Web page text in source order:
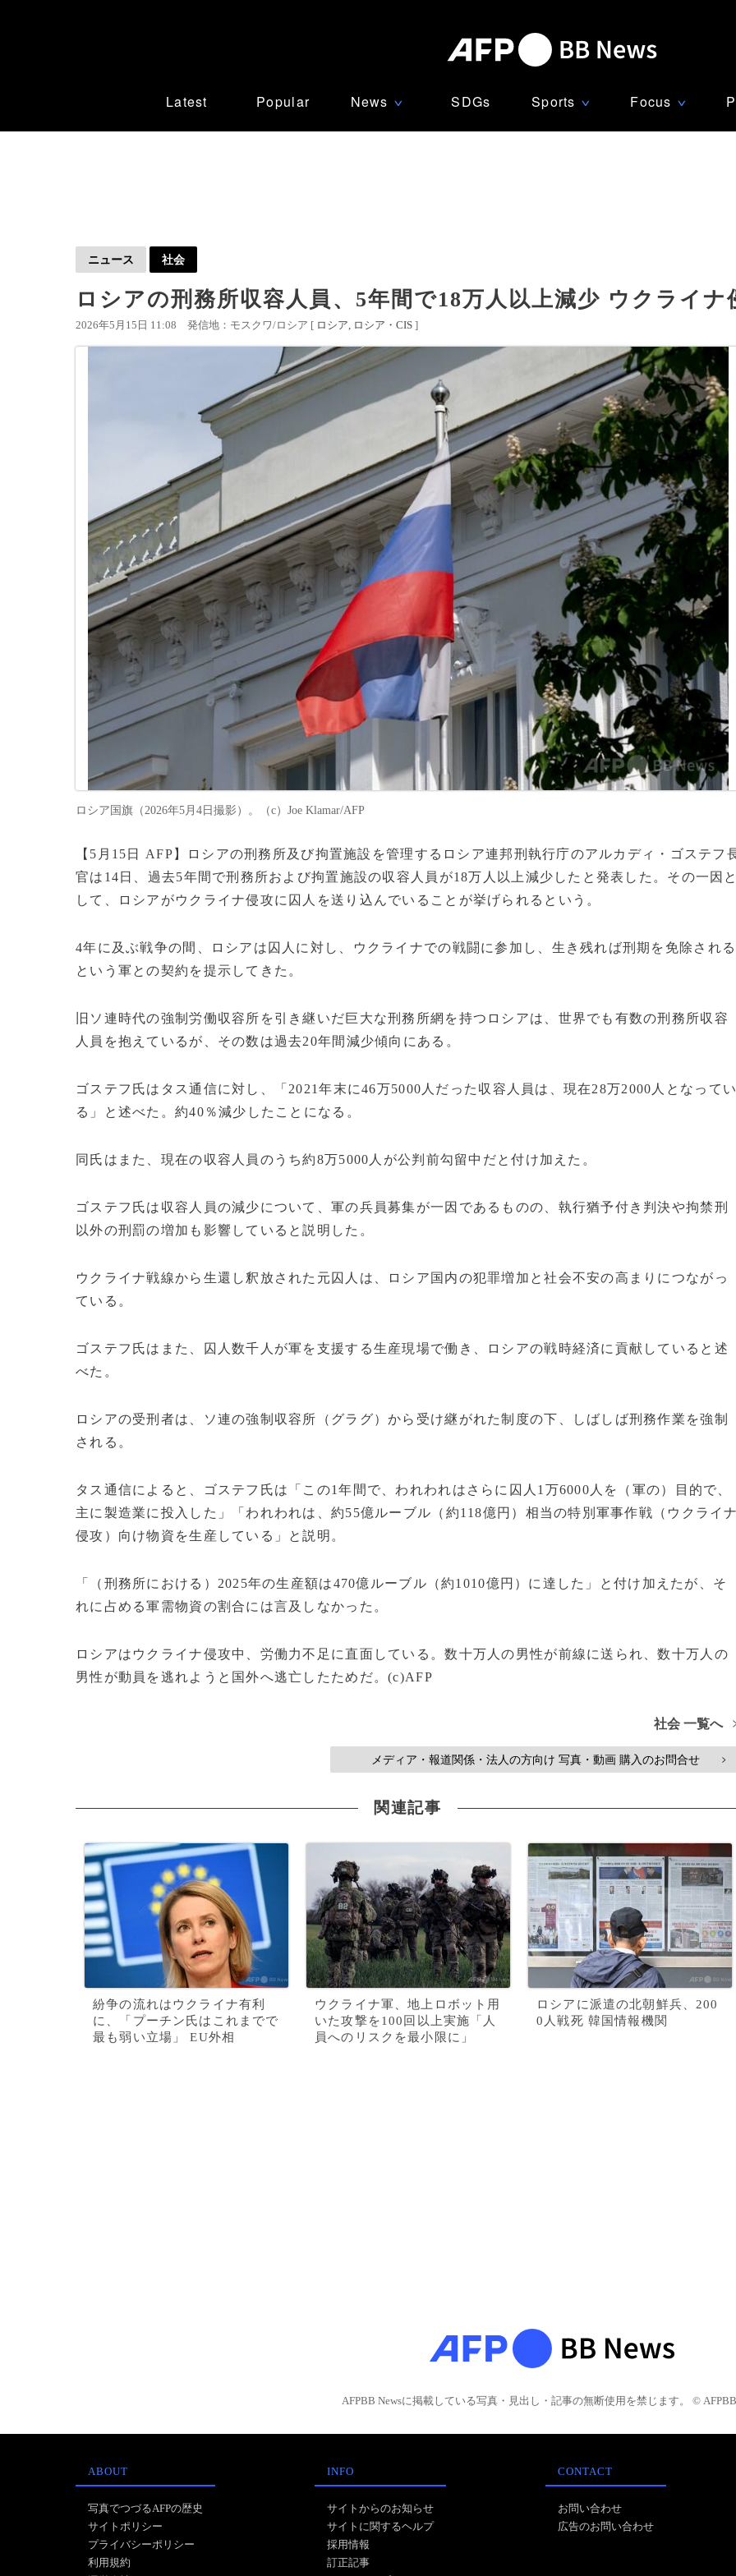
Latest Popular News ∨ SDGs Sports ∨ Focus ∨
ニュース 社会
ロシアの刑務所収容人員、5年間で18万人以上減少 ウクライナ
2026年5月15日 11:08 発信地：モスクワ/ロシア [ ロシア ロシア・CIS ]
ロシア国旗（2026年5月4日撮影）。（c）Joe Klamar/AFP
【5月15日 AFP】ロシアの刑務所及び拘置施設を管理するロシア連邦刑執行庁のアルカディ・ゴステフ
官は14日、過去5年間で刑務所および拘置施設の収容人員が18万人以上減少したと発表した。その一因
して、ロシアがウクライナ侵攻に囚人を送り込んでいることが挙げられるという。
4年に及ぶ戦争の間、ロシアは囚人に対し、ウクライナでの戦闘に参加し、生き残れば刑期を免除される
という軍との契約を提示してきた。
旧ソ連時代の強制労働収容所を引き継いだ巨大な刑務所網を持つロシアは、世界でも有数の刑務所収容
人員を抱えているが、その数は過去20年間減少傾向にある。
ゴステフ氏はタス通信に対し、「2021年末に46万5000人だった収容人員は、現在28万2000人となって
る」と述べた。約40％減少したことになる。
同氏はまた、現在の収容人員のうち約8万5000人が公判前勾留中だと付け加えた。
ゴステフ氏は収容人員の減少について、軍の兵員募集が一因であるものの、執行猶予付き判決や拘禁刑
以外の刑罰の増加も影響していると説明した。
ウクライナ戦線から生還し釈放された元囚人は、ロシア国内の犯罪増加と社会不安の高まりにつながっ
ている。
ゴステフ氏はまた、囚人数千人が軍を支援する生産現場で働き、ロシアの戦時経済に貢献していると述
べた。
ロシアの受刑者は、ソ連の強制収容所（グラグ）から受け継がれた制度の下、しばしば刑務作業を強制
される。
タス通信によると、ゴステフ氏は「この1年間で、われわれはさらに囚人1万6000人を（軍の）目的で、
主に製造業に投入した」「われわれは、約55億ルーブル（約118億円）相当の特別軍事作戦（ウクライ
侵攻）向け物資を生産している」と説明。
「（刑務所における）2025年の生産額は470億ルーブル（約1010億円）に達した」と付け加えたが、そ
れに占める軍需物資の割合には言及しなかった。
ロシアはウクライナ侵攻中、労働力不足に直面している。数十万人の男性が前線に送られ、数十万人の
男性が動員を逃れようと国外へ逃亡したためだ。(c)AFP
社会 一覧へ
メディア・報道関係・法人の方向け 写真・動画 購入のお問合せ >
関連記事
紛争の流れはウクライナ有利
に、「プーチン氏はこれまでで
最も弱い立場」 EU外相
ウクライナ軍、地上ロボット用
いた攻撃を100回以上実施「人
員へのリスクを最小限に」
ロシアに派遣の北朝鮮兵、200
0人戦死 韓国情報機関
AFPBB Newsに掲載している写真・見出し・記事の無断使用を禁じます。 © AFPBB
ABOUT
写真でつづるAFPの歴史
サイトポリシー
プライバシーポリシー
利用規約
INFO
サイトからのお知らせ
サイトに関するヘルプ
採用情報
訂正記事
CONTACT
お問い合わせ
広告のお問い合わせ